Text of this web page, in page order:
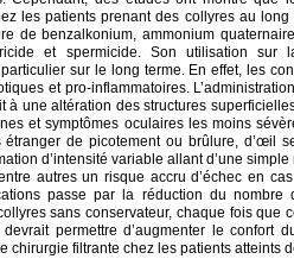
les patients prenant des collyres au
de benzalkonium, ammonium
et spermicide. Son utilisation
sur le long terme. En effet, les
et pro-inflammatoires.
à une altération des structures
et symptômes oculaires les moins
de picotement ou brûlure, d’œil
d’intensité variable allant d’une
autres un risque accru d’échec en
passe par la réduction du nombre
sans conservateur, chaque fois que
permettre d’augmenter le confort
chirurgie filtrante chez les patients atteints